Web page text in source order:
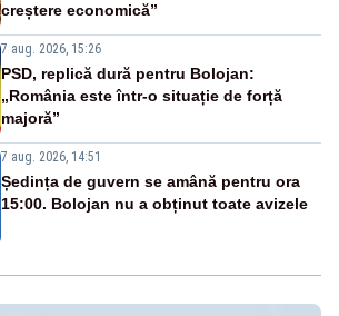
creștere economică”
7 aug. 2026, 15:26
PSD, replică dură pentru Bolojan:
„România este într-o situație de forță
majoră”
7 aug. 2026, 14:51
Ședința de guvern se amână pentru ora
15:00. Bolojan nu a obținut toate avizele